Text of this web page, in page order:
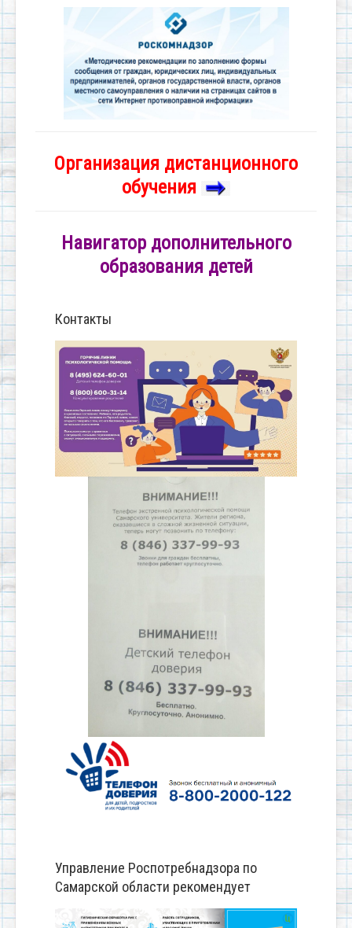
Организация дистанционного
обучения
Навигатор дополнительного
образования детей
Контакты
Управление Роспотребнадзора по
Самарской области рекомендует